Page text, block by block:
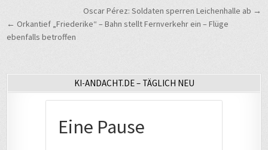
BeitragsnavigationOscar Pérez: Soldaten sperren Leichenhalle ab →
← Orkantief „Friederike“ – Bahn stellt Fernverkehr ein – Flüge
ebenfalls betroffen
KI-ANDACHT.DE – TÄGLICH NEU